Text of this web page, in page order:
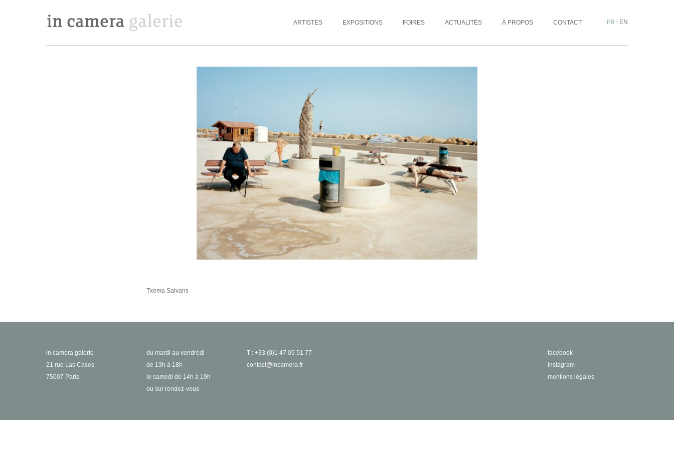
ARTISTES EXPOSITIONS FOIRES ACTUALITÉS À PROPOS CONTACT FR | EN
Txema Salvans
in camera galerie
21 rue Las Cases
75007 Paris
du mardi au vendredi
de 13h à 18h
le samedi de 14h à 19h
ou sur rendez-vous
T : +33 (0)1 47 05 51 77
contact@incamera.fr
facebook
instagram
mentions légales